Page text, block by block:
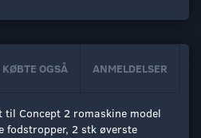
KØBTE OGSÅ ANMELDELSER
Concept 2 romaskine model
fodstropper, 2 stk øverste